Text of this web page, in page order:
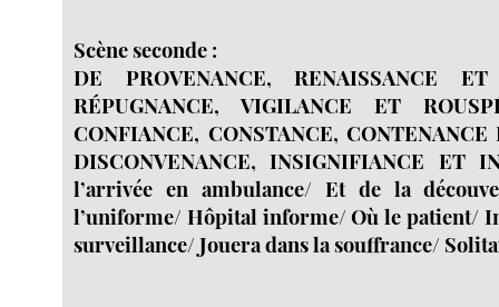
Scène seconde :
DE PROVENANCE, RENAISSANCE
RÉPUGNANCE, VIGILANCE ET
CONFIANCE, CONSTANCE,
DISCONVENANCE, INSIGNIFIANCE ET
l’arrivée en ambulance/ Et de la
l’uniforme/ Hôpital informe/ Où le patient/
surveillance/ Jouera dans la souffrance/